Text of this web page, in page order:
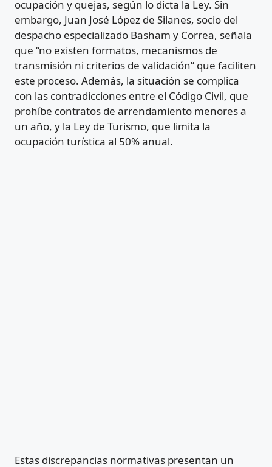
ocupación y quejas, según lo dicta la Ley. Sin
embargo, Juan José López de Silanes, socio del
despacho especializado Basham y Correa, señala
que “no existen formatos, mecanismos de
transmisión ni criterios de validación” que faciliten
este proceso. Además, la situación se complica
con las contradicciones entre el Código Civil, que
prohíbe contratos de arrendamiento menores a
un año, y la Ley de Turismo, que limita la
ocupación turística al 50% anual.
Estas discrepancias normativas presentan un